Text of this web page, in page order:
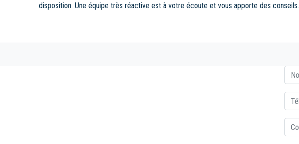
disposition. Une équipe très réactive est à votre écoute et vous apporte des conseils.